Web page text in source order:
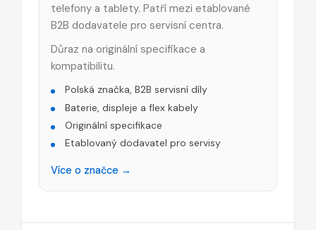
telefony a tablety. Patří mezi etablované
B2B dodavatele pro servisní centra.
Důraz na originální specifikace a
kompatibilitu.
Polská značka, B2B servisní díly
Baterie, displeje a flex kabely
Originální specifikace
Etablovaný dodavatel pro servisy
Více o značce →